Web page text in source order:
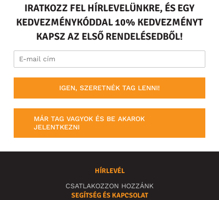
IRATKOZZ FEL HÍRLEVELÜNKRE, ÉS EGY
KEDVEZMÉNYKÓDDAL 10% KEDVEZMÉNYT
KAPSZ AZ ELSŐ RENDELÉSEDBŐL!
IGEN, SZERETNÉK TAG LENNI!
MÁR TAG VAGYOK ÉS BE AKAROK
JELENTKEZNI
HÍRLEVÉL
CSATLAKOZZON HOZZÁNK
SEGÍTSÉG ÉS KAPCSOLAT